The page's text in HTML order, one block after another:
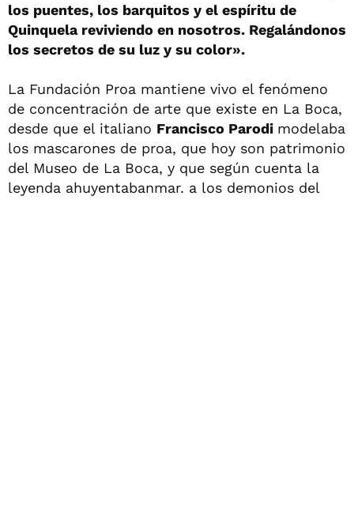
los puentes, los barquitos y el espíritu de
Quinquela reviviendo en nosotros. Regalándonos
los secretos de su luz y su color».
La Fundación Proa mantiene vivo el fenómeno
de concentración de arte que existe en La Boca,
desde que el italiano Francisco Parodi modelaba
los mascarones de proa, que hoy son patrimonio
del Museo de La Boca, y que según cuenta la
leyenda ahuyentabanmar. a los demonios del